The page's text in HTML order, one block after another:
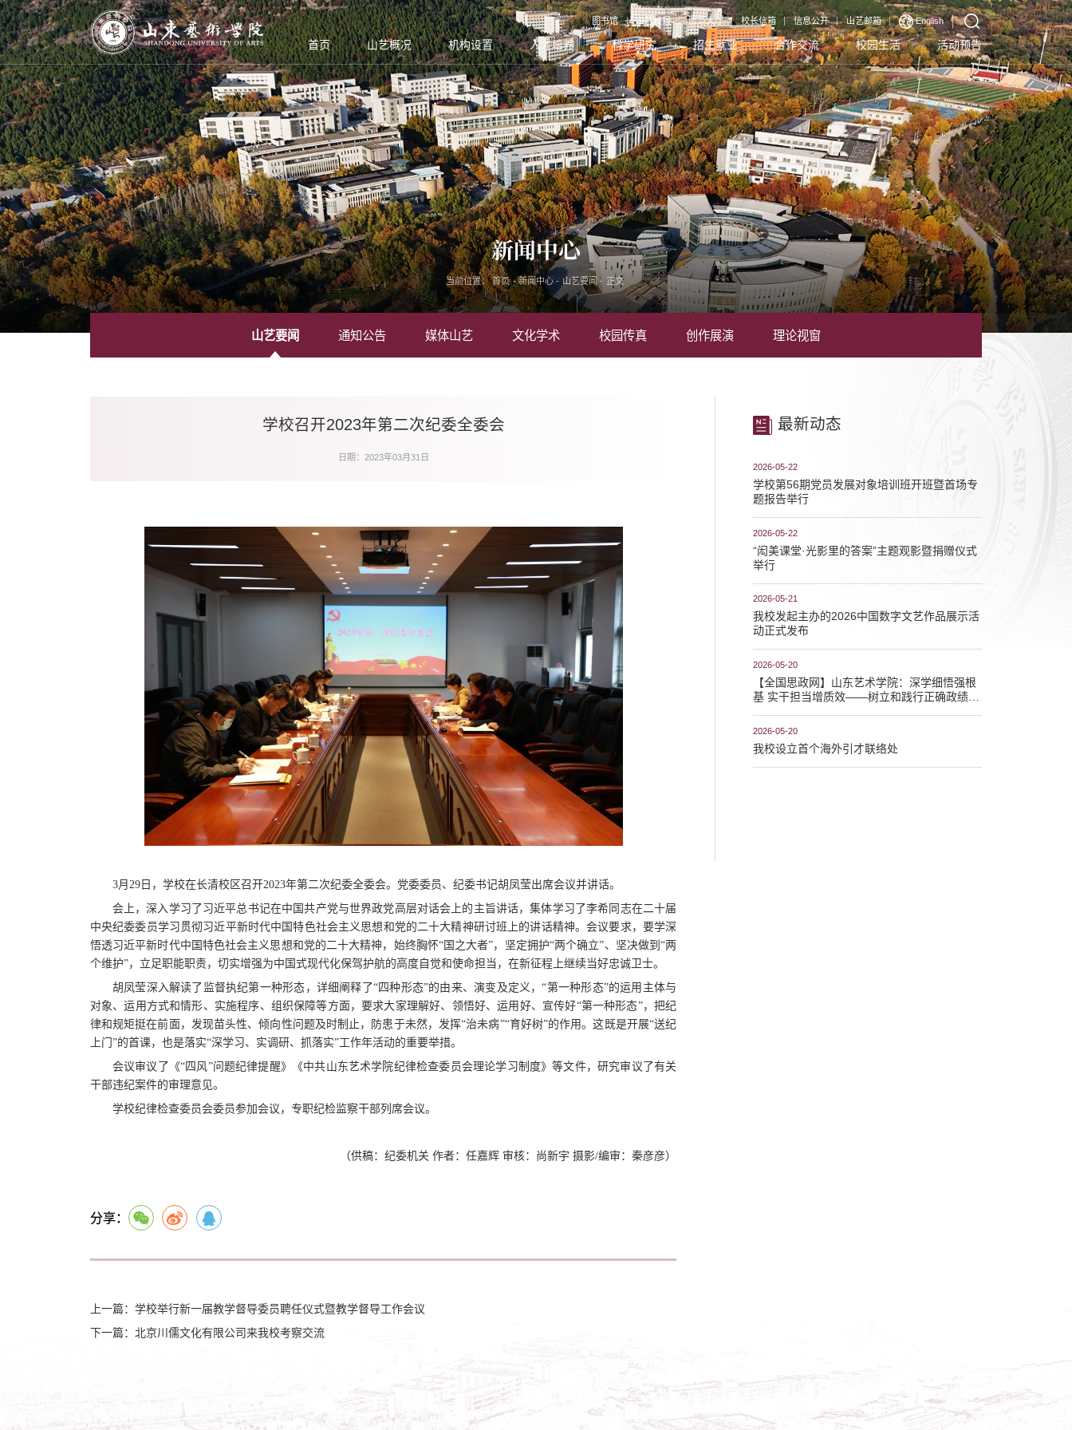
图书馆 山艺校报 服务大厅 校长信箱 信息公开 山艺邮箱 English
首页 山艺概况 机构设置 人才培养 科学研究 招生就业 合作交流 校园生活 活动预告
新闻中心
当前位置： 首页 - 新闻中心 - 山艺要闻 - 正文
山艺要闻 通知公告 媒体山艺 文化学术 校园传真 创作展演 理论视窗
学校召开2023年第二次纪委全委会
日期：2023年03月31日
3月29日，学校在长清校区召开2023年第二次纪委全委会。党委委员、纪委书记胡凤莹出席会议并讲话。
会上，深入学习了习近平总书记在中国共产党与世界政党高层对话会上的主旨讲话，集体学习了李希同志在二十届
中央纪委委员学习贯彻习近平新时代中国特色社会主义思想和党的二十大精神研讨班上的讲话精神。会议要求，要学深
悟透习近平新时代中国特色社会主义思想和党的二十大精神，始终胸怀“国之大者”，坚定拥护“两个确立”、坚决做到“两
个维护”，立足职能职责，切实增强为中国式现代化保驾护航的高度自觉和使命担当，在新征程上继续当好忠诚卫士。
胡凤莹深入解读了监督执纪第一种形态，详细阐释了“四种形态”的由来、演变及定义，“第一种形态”的运用主体与
对象、运用方式和情形、实施程序、组织保障等方面，要求大家理解好、领悟好、运用好、宣传好“第一种形态”，把纪
律和规矩挺在前面，发现苗头性、倾向性问题及时制止，防患于未然，发挥“治未病”“育好树”的作用。这既是开展“送纪
上门”的首课，也是落实“深学习、实调研、抓落实”工作年活动的重要举措。
会议审议了《“四风”问题纪律提醒》《中共山东艺术学院纪律检查委员会理论学习制度》等文件，研究审议了有关
干部违纪案件的审理意见。
学校纪律检查委员会委员参加会议，专职纪检监察干部列席会议。
（供稿：纪委机关 作者：任嘉辉 审核：尚新宇 摄影/编审：秦彦彦）
分享：
上一篇：学校举行新一届教学督导委员聘任仪式暨教学督导工作会议
下一篇：北京川儒文化有限公司来我校考察交流
最新动态
2026-05-22
学校第56期党员发展对象培训班开班暨首场专
题报告举行
2026-05-22
“闳美课堂·光影里的答案”主题观影暨捐赠仪式
举行
2026-05-21
我校发起主办的2026中国数字文艺作品展示活
动正式发布
2026-05-20
【全国思政网】山东艺术学院：深学细悟强根
基 实干担当增质效——树立和践行正确政绩观
2026-05-20
我校设立首个海外引才联络处